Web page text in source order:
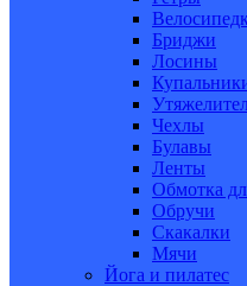
Бриджи
Лосины
Чехлы
Булавы
Ленты
Обмотка
Обручи
Скакалки
Мячи
Йога и пилатес